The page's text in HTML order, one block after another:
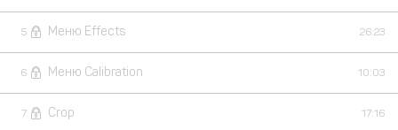
5 Меню Effects 26:23
6 Меню Calibration 10:03
7 Crop 17:16